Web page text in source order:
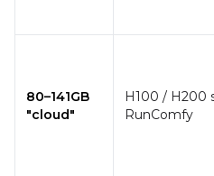
80–141GB
"cloud"
H100 / H200
RunComfy